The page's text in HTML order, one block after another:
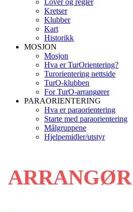
Lover og regler
Kretser
Klubber
Kart
Historikk
MOSJON
Mosjon
Hva er TurOrientering?
Turorientering nettside
TurO-klubben
For TurO-arrangører
PARAORIENTERING
Hva er paraorientering
Starte med paraorientering
Målgruppene
Hjelpemidler/utstyr
ARRANGØR